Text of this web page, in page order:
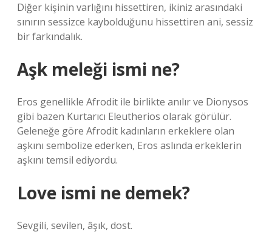
Diğer kişinin varlığını hissettiren, ikiniz arasındaki
sınırın sessizce kaybolduğunu hissettiren ani, sessiz
bir farkındalık.
Aşk meleği ismi ne?
Eros genellikle Afrodit ile birlikte anılır ve Dionysos
gibi bazen Kurtarıcı Eleutherios olarak görülür.
Geleneğe göre Afrodit kadınların erkeklere olan
aşkını sembolize ederken, Eros aslında erkeklerin
aşkını temsil ediyordu.
Love ismi ne demek?
Sevgili, sevilen, âşık, dost.